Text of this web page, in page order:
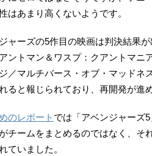
はあまり高くないようです。
ャーズの5作目の映画は判決結果
ントマン＆ワスプ：クアントマニ
／マルチバース・オブ・マッドネ
ると報じられており、再開発が進
のレポート では「アベンジャーズ
チームをまとめるのではなく、そ
ていました。